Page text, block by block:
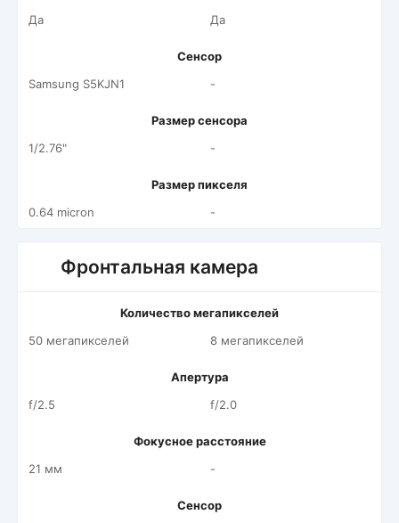
Да
Да
Сенсор
Samsung S5KJN1
-
Размер сенсора
1/2.76"
-
Размер пикселя
0.64 micron
-
Фронтальная камера
Количество мегапикселей
50 мегапикселей
8 мегапикселей
Апертура
f/2.5
f/2.0
Фокусное расстояние
21 мм
-
Сенсор